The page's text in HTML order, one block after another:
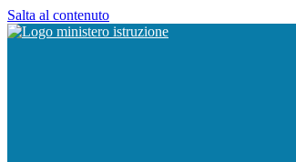
Salta al contenuto